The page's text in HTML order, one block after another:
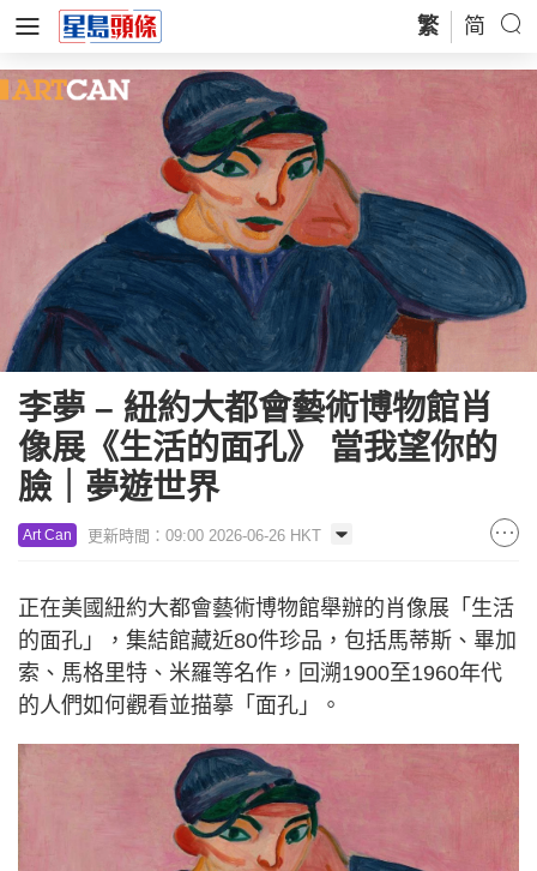
繁 简
李夢 – 紐約大都會藝術博物館肖
像展《生活的面孔》 當我望你的
臉｜夢遊世界
Art Can 更新時間：09:00 2026-06-26 HKT
正在美國紐約大都會藝術博物館舉辦的肖像展「生活
的面孔」，集結館藏近80件珍品，包括馬蒂斯、畢加
索、馬格里特、米羅等名作，回溯1900至1960年代
的人們如何觀看並描摹「面孔」。